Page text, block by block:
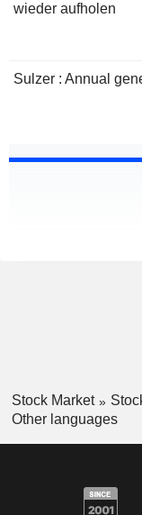
wieder aufholen
Sulzer : Annual
Stock Market
Other languages